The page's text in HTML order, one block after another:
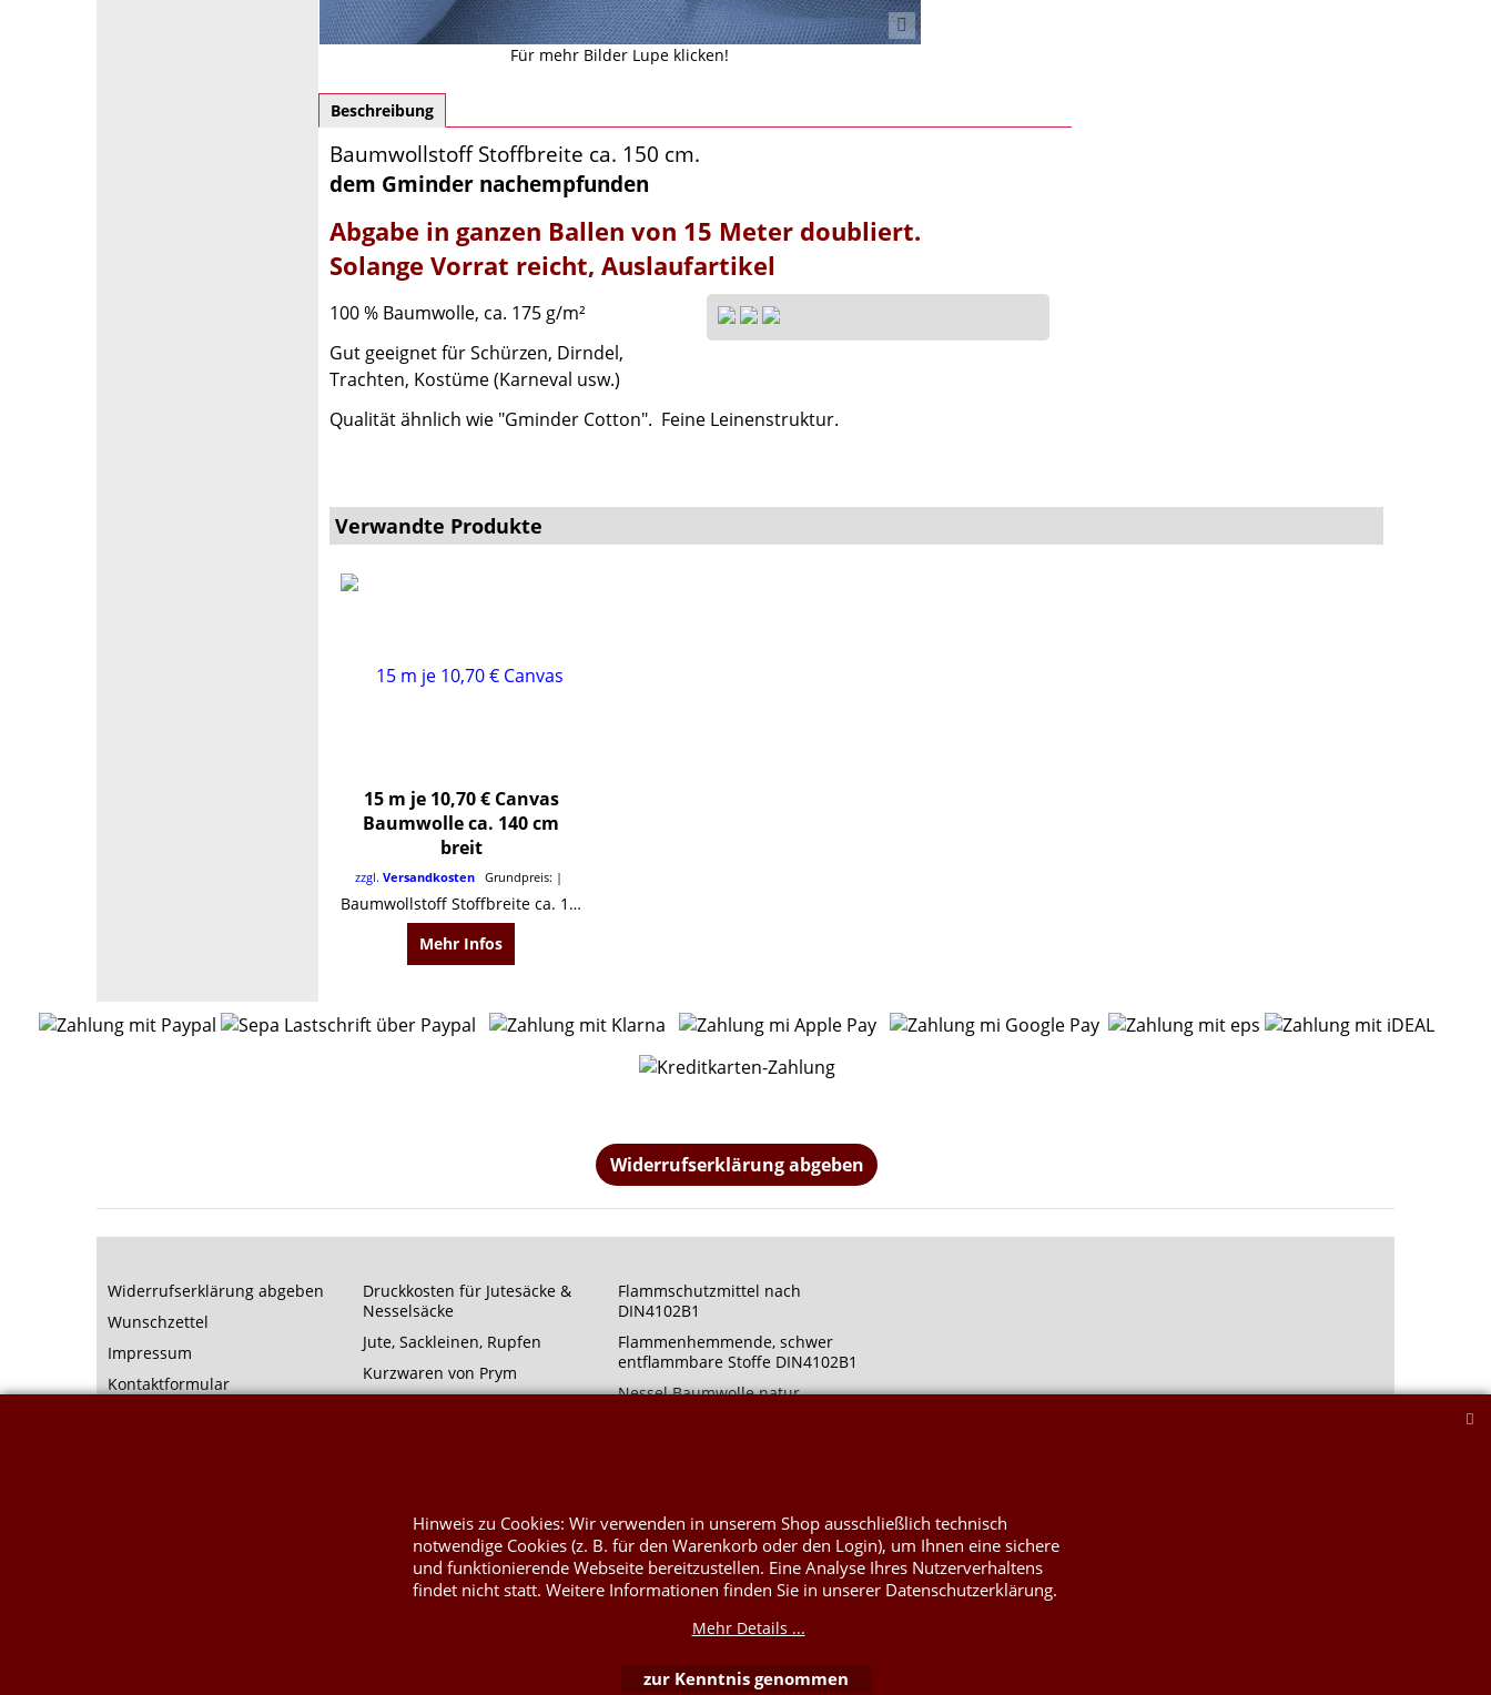
Für mehr Bilder Lupe klicken!
Beschreibung
Baumwollstoff Stoffbreite ca. 150 cm.
dem Gminder nachempfunden
Abgabe in ganzen Ballen von 15 Meter doubliert.
Solange Vorrat reicht, Auslaufartikel
100 % Baumwolle, ca. 175 g/m²
Gut geeignet für Schürzen, Dirndel,
Trachten, Kostüme (Karneval usw.)
Qualität ähnlich wie "Gminder Cotton". Feine Leinenstruktur.
Verwandte Produkte
15 m je 10,70 € Canvas
Baumwolle ca. 140 cm
breit
zzgl.Versandkosten Grundpreis:
Baumwollstoff Stoffbreite ca. 140 cm. Dem Gminder nachempfunden.
Mehr Infos
Widerrufserklärung abgeben
Widerrufserklärung abgeben
Wunschzettel
Impressum
Kontaktformular
Druckkosten für Jutesäcke &
Nesselsäcke
Jute, Sackleinen, Rupfen
Kurzwaren von Prym
Flammschutzmittel nach
DIN4102B1
Flammenhemmende, schwer
entflammbare Stoffe DIN4102B1
Nessel Baumwolle natur
WebShop erstellt mit ShopFactory Shop Software.
Hinweis zu Cookies: Wir verwenden in unserem Shop ausschließlich technisch
notwendige Cookies (z. B. für den Warenkorb oder den Login), um Ihnen eine sichere
und funktionierende Webseite bereitzustellen. Eine Analyse Ihres Nutzerverhaltens
findet nicht statt. Weitere Informationen finden Sie in unserer Datenschutzerklärung.
Mehr Details ...
zur Kenntnis genommen